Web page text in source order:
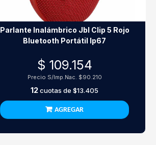
Parlante Inalámbrico Jbl Clip 5 Rojo
Bluetooth Portátil Ip67
$ 109.154
Precio S/Imp.Nac. $90.210
12cuotas de$13.405
AGREGAR